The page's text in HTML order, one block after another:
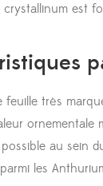
crystallinum est
feuille très
ornementale
au sein
les